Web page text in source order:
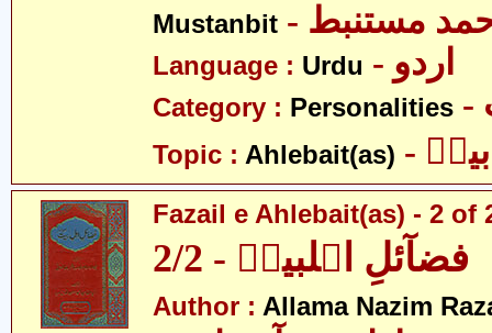
Mustanbit
مستنبط
Language : Urdu - اردو
Category : Personalities
Topic : Ahlebait(as) بیتؑ
Fazail e Ahlebait(as) - 2 of
فضآئلِ اہلبیتؑ - 2/2
Author : Allama Nazim